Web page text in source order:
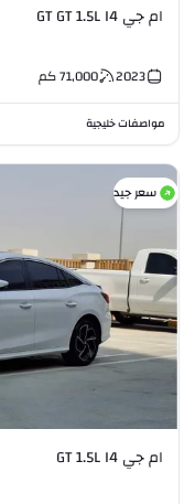
ام جي GT GT 1.5L I4
2023
71,000كم
مواصفات خليجية
سعر جيد
ام جي GT 1.5L I4